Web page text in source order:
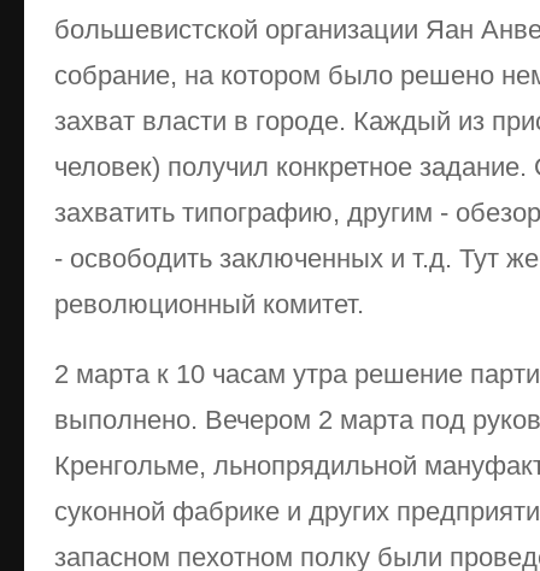
большевистской организации Яан
собрание, на котором было решено
захват власти в городе. Каждый из
человек) получил конкретное
захватить типографию, другим -
- освободить заключенных и т.д. Тут
революционный комитет.
2 марта к 10 часам утра решение
выполнено. Вечером 2 марта под
Кренгольме, льнопрядильной
суконной фабрике и других
запасном пехотном полку были